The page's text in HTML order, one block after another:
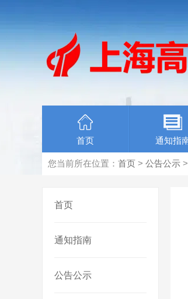
首页 通知指
您当前所在位置： 首页 > 公告公示
首页
通知指南
公告公示